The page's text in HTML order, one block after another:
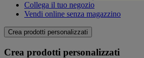
Collega il tuo negozio
Vendi online senza magazzino
Crea prodotti personalizzati
Crea prodotti personalizzati